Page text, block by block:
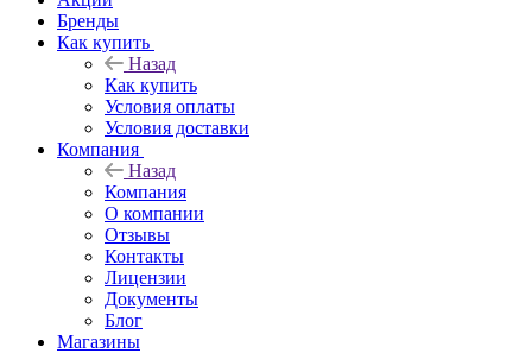
Бренды
Как купить
Назад
Как купить
Условия оплаты
Условия доставки
Компания
Назад
Компания
О компании
Отзывы
Контакты
Лицензии
Документы
Блог
Магазины